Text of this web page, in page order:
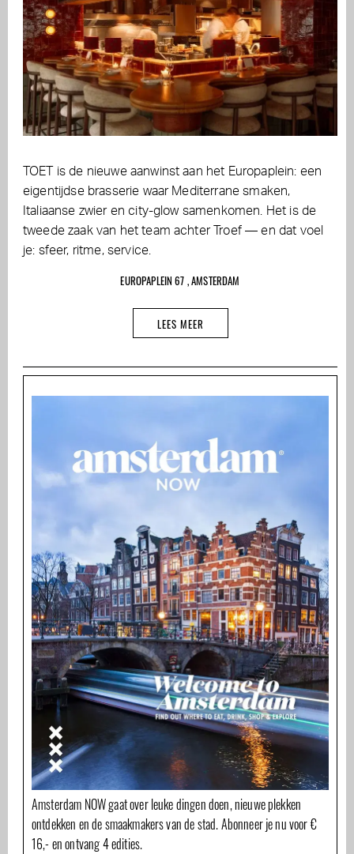
TOET is de nieuwe aanwinst aan het Europaplein: een
eigentijdse brasserie waar Mediterrane smaken,
Italiaanse zwier en city-glow samenkomen. Het is de
tweede zaak van het team achter Troef — en dat voel
je: sfeer, ritme, service.
EUROPAPLEIN 67 , AMSTERDAM
LEES MEER
Amsterdam NOW gaat over leuke dingen doen, nieuwe plekken
ontdekken en de smaakmakers van de stad. Abonneer je nu voor €
16,- en ontvang 4 edities.